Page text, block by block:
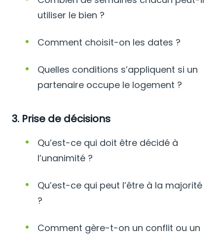
utiliser le bien ?
Comment choisit-on les dates ?
Quelles conditions s’appliquent si un
partenaire occupe le logement ?
3. Prise de décisions
Qu’est-ce qui doit être décidé à
l’unanimité ?
Qu’est-ce qui peut l’être à la majorité
?
Comment gère-t-on un conflit ou un